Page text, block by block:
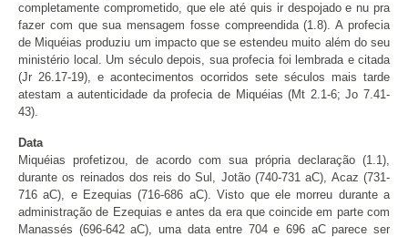
completamente comprometido, que ele até quis ir despojado e nu pra
fazer com que sua mensagem fosse compreendida (1.8). A profecia
de Miquéias produziu um impacto que se estendeu muito além do seu
ministério local. Um século depois, sua profecia foi lembrada e citada
(Jr 26.17-19), e acontecimentos ocorridos sete séculos mais tarde
atestam a autenticidade da profecia de Miquéias (Mt 2.1-6; Jo 7.41-
43).
Data
Miquéias profetizou, de acordo com sua própria declaração (1.1),
durante os reinados dos reis do Sul, Jotão (740-731 aC), Acaz (731-
716 aC), e Ezequias (716-686 aC). Visto que ele morreu durante a
administração de Ezequias e antes da era que coincide em parte com
Manassés (696-642 aC), uma data entre 704 e 696 aC parece ser